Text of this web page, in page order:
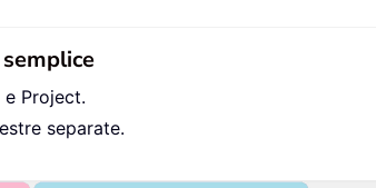
e Project.
separate.